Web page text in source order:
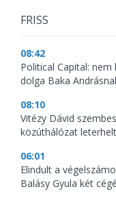
FRISS
08:42
Political Capital:
dolga Baka
08:10
Vitézy Dávid
közúthálózat
06:01
Elindult a
Balásy Gyula két